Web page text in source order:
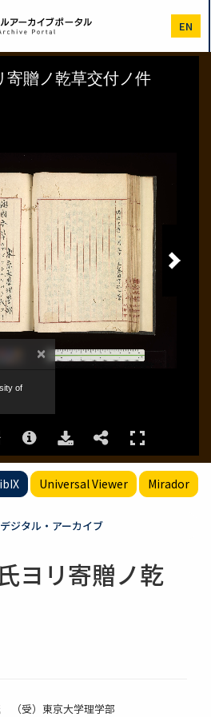
EN
Universal Viewer Mirador
ジタル・アーカイブ
ヨリ寄贈ノ乾
（受）東京大学理学部